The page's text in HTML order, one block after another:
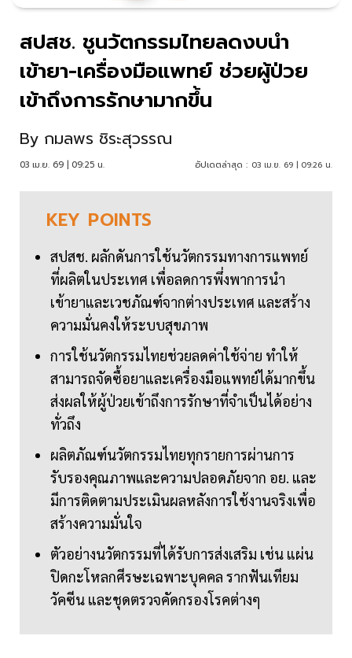
สปสช. ชูนวัตกรรมไทยลดงบนำ
เข้ายา-เครื่องมือแพทย์ ช่วยผู้ป่วย
เข้าถึงการรักษามากขึ้น
By กมลพร ชิระสุวรรณ
03 เม.ย. 69 | 09:25 น. อัปเดตล่าสุด : 03 เม.ย. 69 | 09:26 น.
KEY POINTS
สปสช. ผลักดันการใช้นวัตกรรมทางการแพทย์
ที่ผลิตในประเทศ เพื่อลดการพึ่งพาการนำ
เข้ายาและเวชภัณฑ์จากต่างประเทศ และสร้าง
ความมั่นคงให้ระบบสุขภาพ
การใช้นวัตกรรมไทยช่วยลดค่าใช้จ่าย ทำให้
สามารถจัดซื้อยาและเครื่องมือแพทย์ได้มากขึ้น
ส่งผลให้ผู้ป่วยเข้าถึงการรักษาที่จำเป็นได้อย่าง
ทั่วถึง
ผลิตภัณฑ์นวัตกรรมไทยทุกรายการผ่านการ
รับรองคุณภาพและความปลอดภัยจาก อย. และ
มีการติดตามประเมินผลหลังการใช้งานจริงเพื่อ
สร้างความมั่นใจ
ตัวอย่างนวัตกรรมที่ได้รับการส่งเสริม เช่น แผ่น
ปิดกะโหลกศีรษะเฉพาะบุคคล รากฟันเทียม
วัคซีน และชุดตรวจคัดกรองโรคต่างๆ